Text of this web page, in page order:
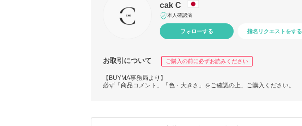
cak C
本人確認済
フォローする 指名リクエストをする
お取引について ご購入の前に必ずお読みください
【BUYMA事務局より】
必ず「商品コメント」「色・大きさ」をご確認の上、ご購入ください。